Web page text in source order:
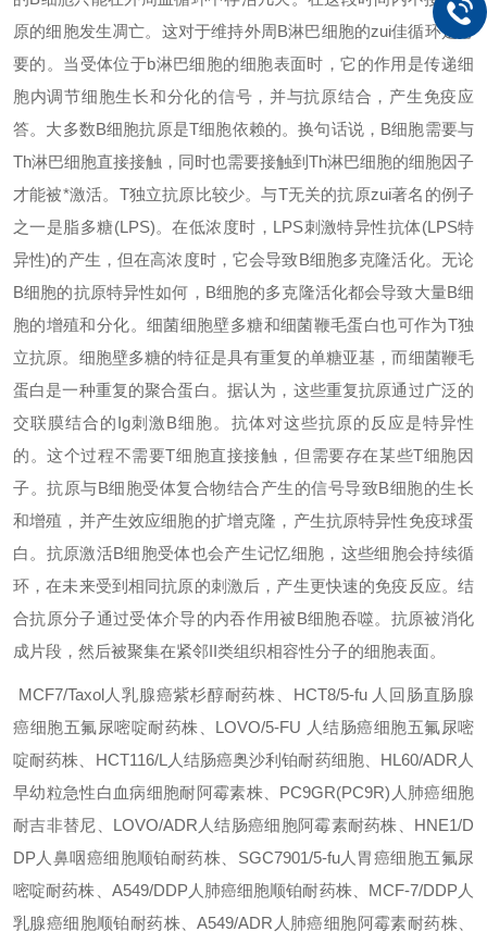
原的细胞发生凋亡。这对于维持外周B淋巴细胞的zui佳循环是必
要的。当受体位于b淋巴细胞的细胞表面时，它的作用是传递细
胞内调节细胞生长和分化的信号，并与抗原结合，产生免疫应
答。大多数B细胞抗原是T细胞依赖的。换句话说，B细胞需要与
Th淋巴细胞直接接触，同时也需要接触到Th淋巴细胞的细胞因子
才能被*激活。T独立抗原比较少。与T无关的抗原zui著名的例子
之一是脂多糖(LPS)。在低浓度时，LPS刺激特异性抗体(LPS特
异性)的产生，但在高浓度时，它会导致B细胞多克隆活化。无论
B细胞的抗原特异性如何，B细胞的多克隆活化都会导致大量B细
胞的增殖和分化。细菌细胞壁多糖和细菌鞭毛蛋白也可作为T独
立抗原。细胞壁多糖的特征是具有重复的单糖亚基，而细菌鞭毛
蛋白是一种重复的聚合蛋白。据认为，这些重复抗原通过广泛的
交联膜结合的Ig刺激B细胞。抗体对这些抗原的反应是特异性
的。这个过程不需要T细胞直接接触，但需要存在某些T细胞因
子。抗原与B细胞受体复合物结合产生的信号导致B细胞的生长
和增殖，并产生效应细胞的扩增克隆，产生抗原特异性免疫球蛋
白。抗原激活B细胞受体也会产生记忆细胞，这些细胞会持续循
环，在未来受到相同抗原的刺激后，产生更快速的免疫反应。结
合抗原分子通过受体介导的内吞作用被B细胞吞噬。抗原被消化
成片段，然后被聚集在紧邻II类组织相容性分子的细胞表面。
MCF7/Taxol人乳腺癌紫杉醇耐药株、HCT8/5-fu 人回肠直肠腺
癌细胞五氟尿嘧啶耐药株、LOVO/5-FU 人结肠癌细胞五氟尿嘧
啶耐药株、HCT116/L人结肠癌奥沙利铂耐药细胞、HL60/ADR人
早幼粒急性白血病细胞耐阿霉素株、PC9GR(PC9R)人肺癌细胞
耐吉非替尼、LOVO/ADR人结肠癌细胞阿霉素耐药株、HNE1/D
DP人鼻咽癌细胞顺铂耐药株、SGC7901/5-fu人胃癌细胞五氟尿
嘧啶耐药株、A549/DDP人肺癌细胞顺铂耐药株、MCF-7/DDP人
乳腺癌细胞顺铂耐药株、A549/ADR人肺癌细胞阿霉素耐药株、